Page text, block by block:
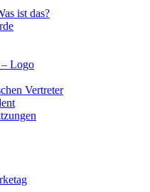
ist das?
– Logo
Vertreter